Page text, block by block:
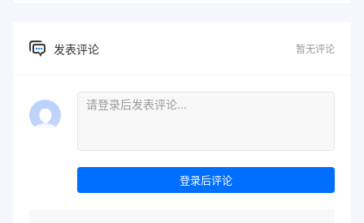
发表评论 暂无评论
登录后评论